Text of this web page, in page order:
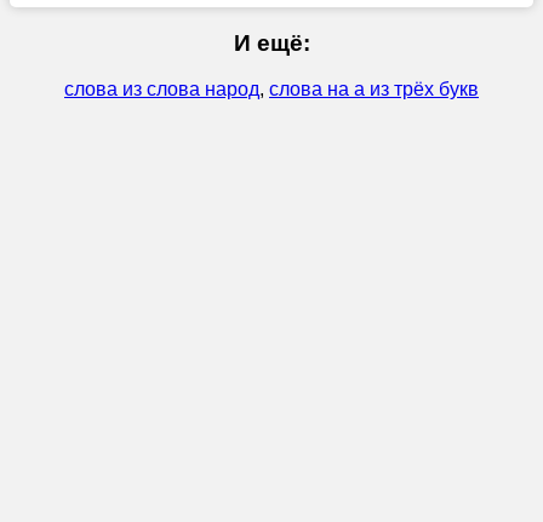
И ещё:
слова из слова народ, слова на а из трёх букв